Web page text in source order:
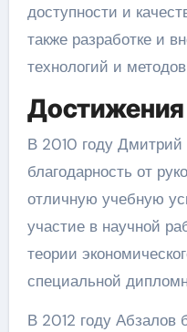
доступности и
также разработке и
технологий и
В 2010 году Дмитрий
благодарность от
отличную учебную
участие в научной
теории
специальной
В 2012 году Абзалов